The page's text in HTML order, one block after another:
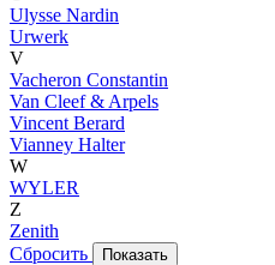
Ulysse Nardin
Urwerk
V
Vacheron Constantin
Van Cleef & Arpels
Vincent Berard
Vianney Halter
W
WYLER
Z
Zenith
Сбросить
Показать